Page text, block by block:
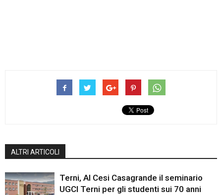
ALTRI ARTICOLI
Terni, Al Cesi Casagrande il seminario
UGCI Terni per gli studenti sui 70 anni